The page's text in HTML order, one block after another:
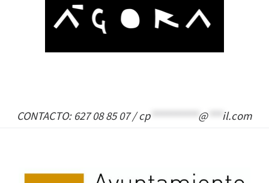
CONTACTO: 627 08 85 07 /cp********** @*** il.com